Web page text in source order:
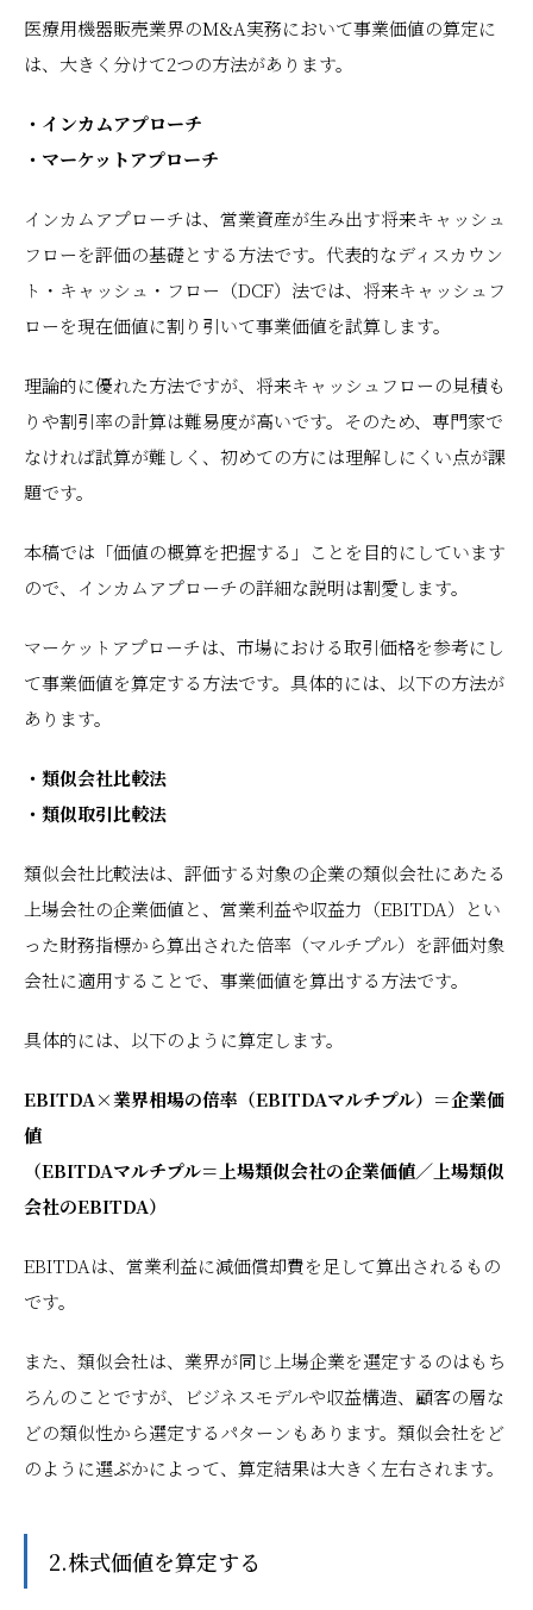
医療用機器販売業界のM&A実務において事業価値の算定に
は、大きく分けて2つの方法があります。
・インカムアプローチ
・マーケットアプローチ
インカムアプローチは、営業資産が生み出す将来キャッシュ
フローを評価の基礎とする方法です。代表的なディスカウン
ト・キャッシュ・フロー（DCF）法では、将来キャッシュフ
ローを現在価値に割り引いて事業価値を試算します。
理論的に優れた方法ですが、将来キャッシュフローの見積も
りや割引率の計算は難易度が高いです。そのため、専門家で
なければ試算が難しく、初めての方には理解しにくい点が課
題です。
本稿では「価値の概算を把握する」ことを目的にしています
ので、インカムアプローチの詳細な説明は割愛します。
マーケットアプローチは、市場における取引価格を参考にし
て事業価値を算定する方法です。具体的には、以下の方法が
あります。
・類似会社比較法
・類似取引比較法
類似会社比較法は、評価する対象の企業の類似会社にあたる
上場会社の企業価値と、営業利益や収益力（EBITDA）とい
った財務指標から算出された倍率（マルチプル）を評価対象
会社に適用することで、事業価値を算出する方法です。
具体的には、以下のように算定します。
EBITDA×業界相場の倍率（EBITDAマルチプル）＝企業価
値
（EBITDAマルチプル＝上場類似会社の企業価値／上場類似
会社のEBITDA）
EBITDAは、営業利益に減価償却費を足して算出されるもの
です。
また、類似会社は、業界が同じ上場企業を選定するのはもち
ろんのことですが、ビジネスモデルや収益構造、顧客の層な
どの類似性から選定するパターンもあります。類似会社をど
のように選ぶかによって、算定結果は大きく左右されます。
2.株式価値を算定する